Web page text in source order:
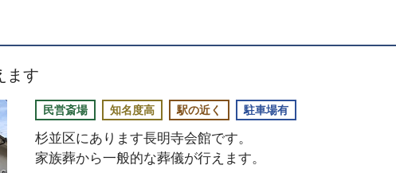
ます
民営斎場 知名度高 駅の近く 駐車場有
杉並区にあります長明寺会館です。
家族葬から一般的な葬儀が行えます。